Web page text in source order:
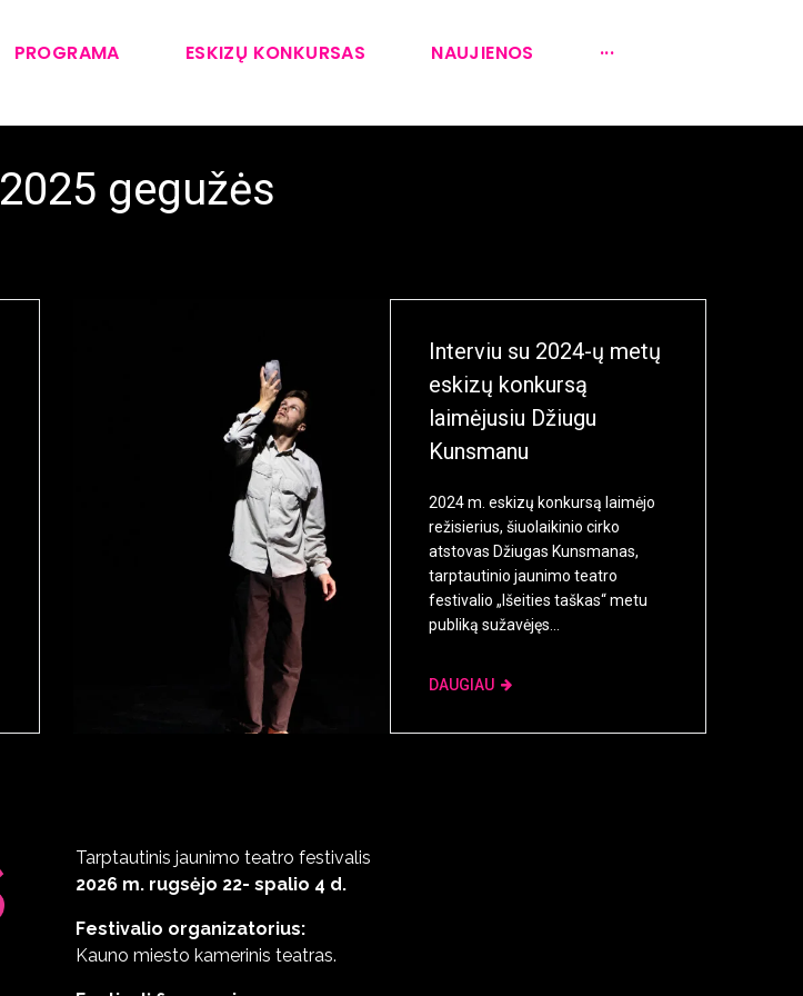
PROGRAMA ESKIZŲ KONKURSAS NAUJIENOS ···
2025 gegužės
Interviu su 2024-ų metų
eskizų konkursą
laimėjusiu Džiugu
Kunsmanu
2024 m. eskizų konkursą laimėjo
režisierius, šiuolaikinio cirko
atstovas Džiugas Kunsmanas,
tarptautinio jaunimo teatro
festivalio „Išeities taškas“ metu
publiką sužavėjęs...
DAUGIAU
Tarptautinis jaunimo teatro festivalis
2026 m. rugsėjo 22- spalio 4 d.
Festivalio organizatorius:
Kauno miesto kamerinis teatras.